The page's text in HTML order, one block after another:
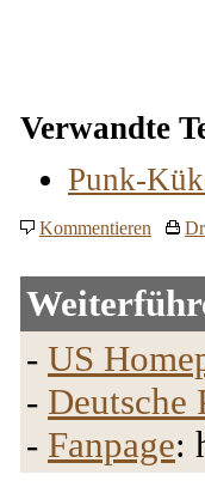
Verwandte
Punk-
Kommentieren
- US
- Deutsche
- Fanpage: